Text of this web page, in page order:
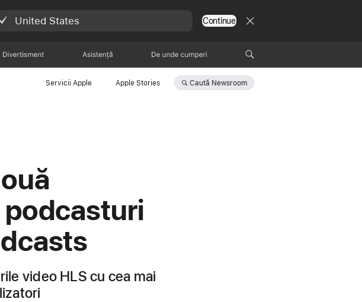
United States Continue
Divertisment Asistență De unde poți cumpăra
Servicii Apple Apple Stories Caută Newsroom
video HLS cu cea mai